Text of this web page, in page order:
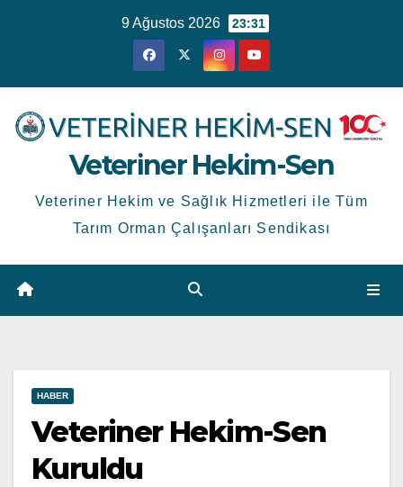
9 Ağustos 2026 23:31
Veteriner Hekim-Sen
Veteriner Hekim ve Sağlık Hizmetleri ile Tüm
Tarım Orman Çalışanları Sendikası
HABER
Veteriner Hekim-Sen
Kuruldu